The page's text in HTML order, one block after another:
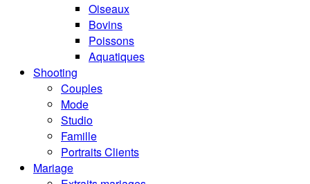
Oiseaux
Bovins
Poissons
Aquatiques
Shooting
Couples
Mode
Studio
Famille
Portraits Clients
Mariage